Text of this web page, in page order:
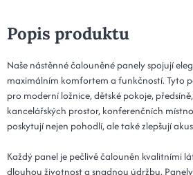
30x60x3 - 15 mátová
15x80x3 - 15 mátová
Kód: Plot 15x80x3 - 15 mátová
Kód: Plot 20x80x3 - 15 mátová
Popis produktu
Naše nástěnné čalouněné panely spojují
maximálním komfortem a funkčností. Tyto
pro moderní ložnice, dětské pokoje,
kancelářských prostor, konferenčních
poskytují nejen pohodlí, ale také zlepšují
Každý panel je pečlivě čalouněn kvalitními
dlouhou životnost a snadnou údržbu.